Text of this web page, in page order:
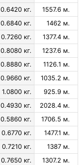
0.6420 кг.
1557.6 м.
0.6840 кг.
1462 м.
0.7260 кг.
1377.4 м.
0.8080 кг.
1237.6 м.
0.8880 кг.
1126.1 м.
0.9660 кг.
1035.2 м.
1.0800 кг.
925.9 м.
0.4930 кг.
2028.4 м.
0.5860 кг.
1706.5 м.
0.6770 кг.
1477.1 м.
0.7210 кг.
1387 м.
0.7650 кг.
1307.2 м.